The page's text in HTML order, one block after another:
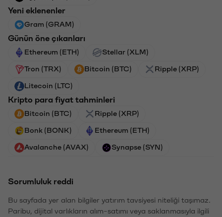
Yeni eklenenler
Gram (GRAM)
Günün öne çıkanları
Ethereum (ETH) Stellar (XLM)
Tron (TRX) Bitcoin (BTC) Ripple (XRP)
Litecoin (LTC)
Kripto para fiyat tahminleri
Bitcoin (BTC) Ripple (XRP)
Bonk (BONK) Ethereum (ETH)
Avalanche (AVAX) Synapse (SYN)
Sorumluluk reddi
Bu sayfada yer alan bilgiler yatırım tavsiyesi niteliği taşımaz.
Paribu, dijital varlıkların alım-satımı veya saklanmasıyla ilgili